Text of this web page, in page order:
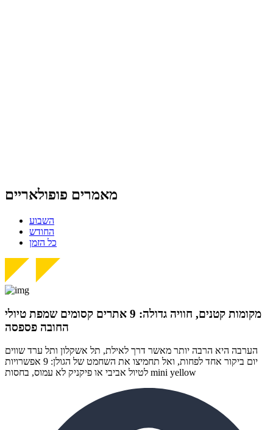
מאמרים פופולאריים
השבוע
החודש
כל הזמן
מקומות קטנים, חוויה גדולה: 9 אתרים קסומים שמפת טיולי
החובה פספסה
הערבה היא הרבה יותר מאשר דרך לאילת, תל אשקלון ותל ערד שווים
יום ביקור אחד לפחות, ואל תחמיצו את השחמט של הגולן: 9 אפשרויות
לטיול אביבי או פיקניק לא עמוס, בחסות mini yellow